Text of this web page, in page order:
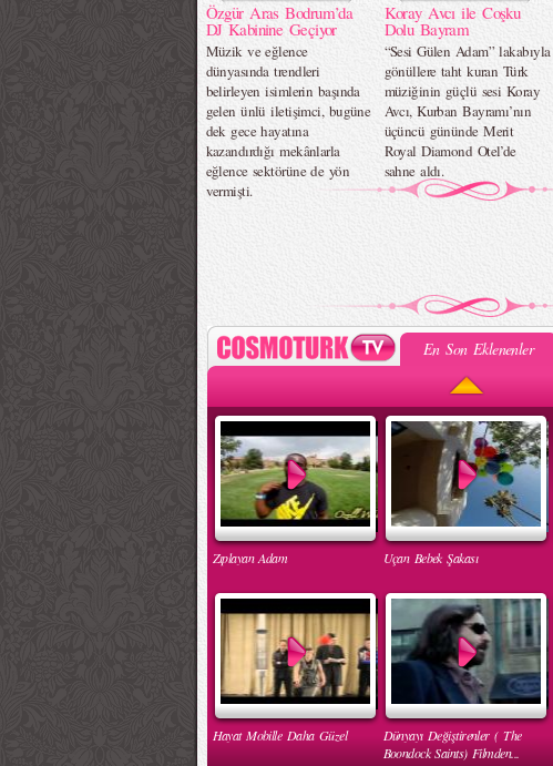
Özgür Aras Bodrum’da
DJ Kabinine Geçiyor
Müzik ve eğlence
dünyasında trendleri
belirleyen isimlerin başında
gelen ünlü iletişimci, bugüne
dek gece hayatına
kazandırdığı mekânlarla
eğlence sektörüne de yön
vermişti.
Koray Avcı ile Coşku
Dolu Bayram
“Sesi Gülen Adam” lakabıyla
gönüllere taht kuran Türk
müziğinin güçlü sesi Koray
Avcı, Kurban Bayramı’nın
üçüncü gününde Merit
Royal Diamond Otel’de
sahne aldı.
En Son Eklenenler
Zıplayan Adam Uçan Bebek Şakası
Hayat Mobille Daha Güzel
Dünyayı Değiştirenler ( The
Boondock Saints) Filmden...